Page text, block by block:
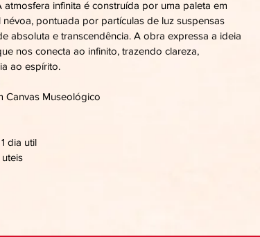
atmosfera infinita é construída por uma paleta em
pontuada por partículas de luz suspensas
absoluta e transcendência. A obra expressa a ideia
nos conecta ao infinito, trazendo clareza,
ao espírito.
Canvas Museológico
dia util